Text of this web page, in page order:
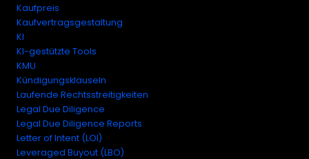
Kaufpreis
Kaufvertragsgestaltung
KI
KI-gestützte Tools
KMU
Kündigungsklauseln
Laufende Rechtsstreitigkeiten
Legal Due Diligence
Legal Due Diligence Reports
Letter of Intent (LOI)
Leveraged Buyout (LBO)